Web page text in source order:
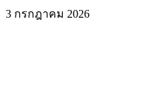
3 กรกฎาคม 2026